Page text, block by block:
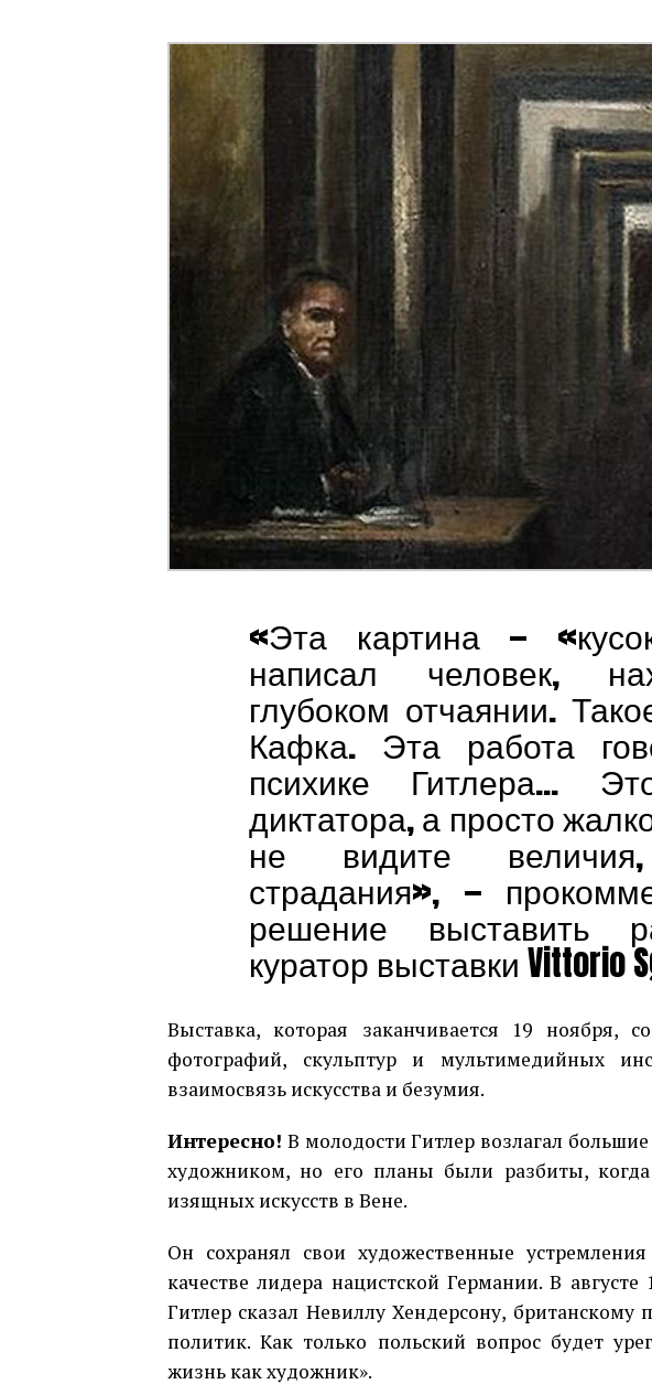
«Эта картина —
написал человек,
глубоком отчаянии.
Кафка. Эта работа
психике Гитлера…
диктатора, а просто
не видите
страдания», —
решение выставить
куратор выставки Vittorio
Выставка, которая заканчивается 19 ноября,
фотографий, скульптур и мультимедийных
взаимосвязь искусства и безумия.
Интересно! В молодости Гитлер возлагал
художником, но его планы были разбиты,
изящных искусств в Вене.
Он сохранял свои художественные
качестве лидера нацистской Германии. В
Гитлер сказал Невиллу Хендерсону,
политик. Как только польский вопрос будет
жизнь как художник».